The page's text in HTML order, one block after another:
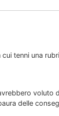
tenni una
voluto
delle